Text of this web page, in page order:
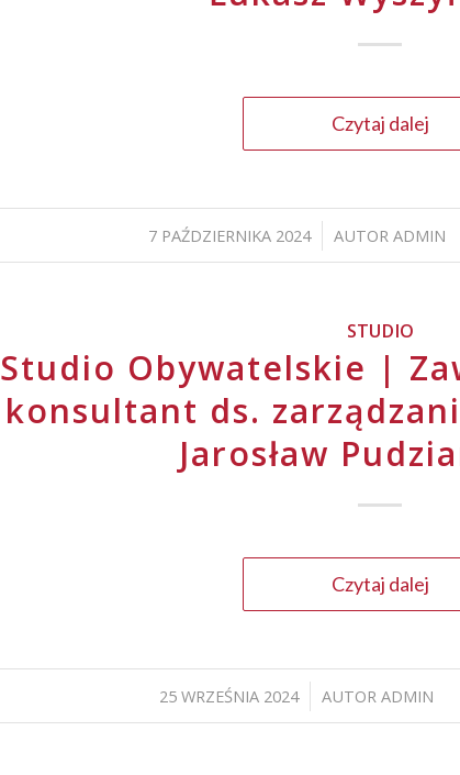
Czytaj dalej
7 PAŹDZIERNIKA 2024
/ AUTOR ADMIN
STUDIO
Studio Obywatelskie |
konsultant ds.
Jarosław
Czytaj dalej
25 WRZEŚNIA 2024
/ AUTOR ADMIN